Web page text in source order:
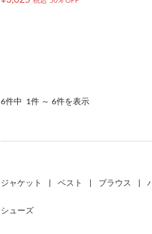
6件中 1件 ～ 6件を表示
ジャケット ベスト ブラウス
シューズ